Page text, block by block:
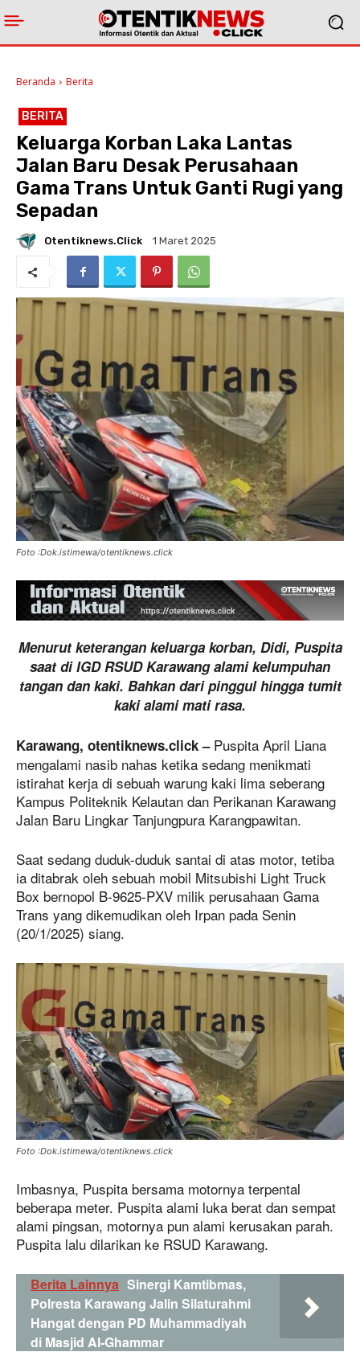
Beranda Berita
BERITA
Keluarga Korban Laka Lantas
Jalan Baru Desak Perusahaan
Gama Trans Untuk Ganti Rugi yang
Sepadan
Otentiknews.click 1 Maret 2025
Foto :Dok.istimewa/otentiknews.click
Menurut keterangan keluarga korban, Didi, Puspita
saat di IGD RSUD Karawang alami kelumpuhan
tangan dan kaki. Bahkan dari pinggul hingga tumit
kaki alami mati rasa.
Karawang, otentiknews.click –Puspita April Liana
mengalami nasib nahas ketika sedang menikmati
istirahat kerja di sebuah warung kaki lima seberang
Kampus Politeknik Kelautan dan Perikanan Karawang
Jalan Baru Lingkar Tanjungpura Karangpawitan.
Saat sedang duduk-duduk santai di atas motor, tetiba
ia ditabrak oleh sebuah mobil Mitsubishi Light Truck
Box bernopol B-9625-PXV milik perusahaan Gama
Trans yang dikemudikan oleh Irpan pada Senin
(20/1/2025) siang.
Foto :Dok.istimewa/otentiknews.click
Imbasnya, Puspita bersama motornya terpental
beberapa meter. Puspita alami luka berat dan sempat
alami pingsan, motornya pun alami kerusakan parah.
Puspita lalu dilarikan ke RSUD Karawang.
Berita Lainnya Sinergi Kamtibmas,
Polresta Karawang Jalin Silaturahmi
Hangat dengan PD Muhammadiyah
di Masjid Al-Ghammar